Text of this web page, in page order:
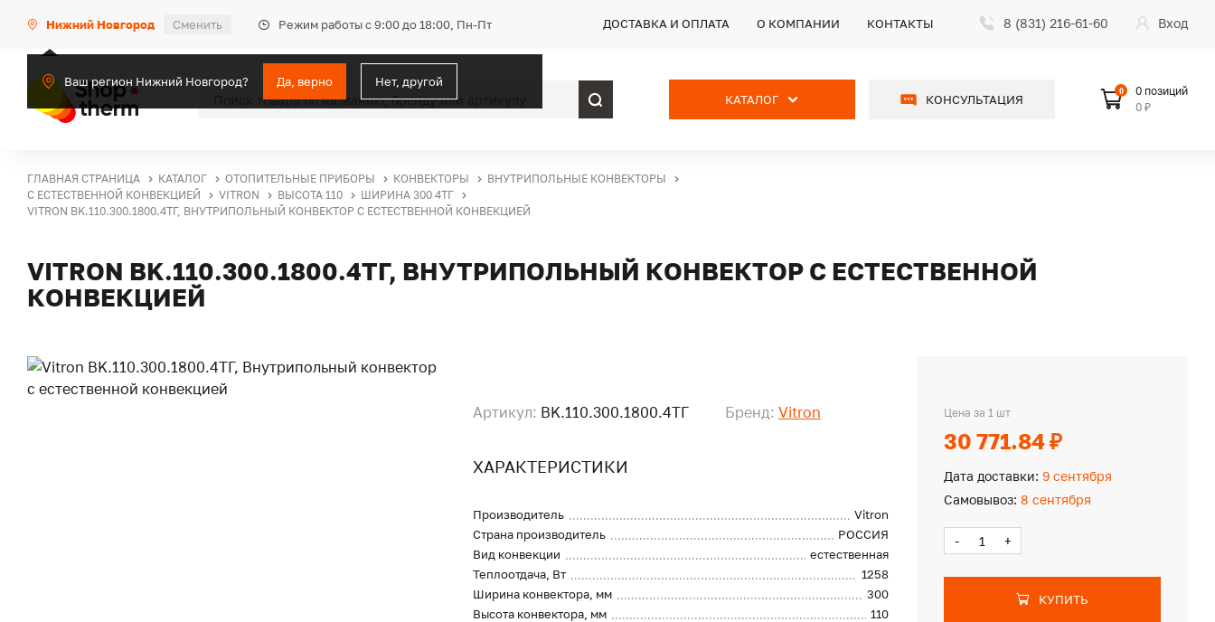
Нижний Новгород Сменить Режим работы с 9:00 до 18:00, Пн-Пт
Ваш регион Нижний Новгород? Да, верно Нет, другой
ДОСТАВКА И ОПЛАТА О КОМПАНИИ КОНТАКТЫ 8 (831) 216-61-60 Вход
КАТАЛОГ КОНСУЛЬТАЦИЯ
0
0 позиций
0 ₽
ГЛАВНАЯ СТРАНИЦА КАТАЛОГ ОТОПИТЕЛЬНЫЕ ПРИБОРЫ КОНВЕКТОРЫ
ВНУТРИПОЛЬНЫЕ КОНВЕКТОРЫ
С ЕСТЕСТВЕННОЙ КОНВЕКЦИЕЙ
VITRON ВЫСОТА 110
ШИРИНА 300 4ТГ
VITRON BK.110.300.1800.4ТГ, ВНУТРИПОЛЬНЫЙ КОНВЕКТОР С ЕСТЕСТВЕННОЙ КОНВЕКЦИЕЙ
VITRON BK.110.300.1800.4ТГ, ВНУТРИПОЛЬНЫЙ КОНВЕКТОР С ЕСТЕСТВЕННОЙ
КОНВЕКЦИЕЙ
Артикул: BK.110.300.1800.4ТГ Бренд: Vitron
ХАРАКТЕРИСТИКИ
Производитель
Vitron
Страна производитель
РОССИЯ
Вид конвекции
естественная
Теплоотдача, Вт
1258
Ширина конвектора, мм
300
Высота конвектора, мм
110
Цена за 1 шт
30 771.84 ₽
Дата доставки: 9 сентября
Самовывоз: 8 сентября
- +
КУПИТЬ